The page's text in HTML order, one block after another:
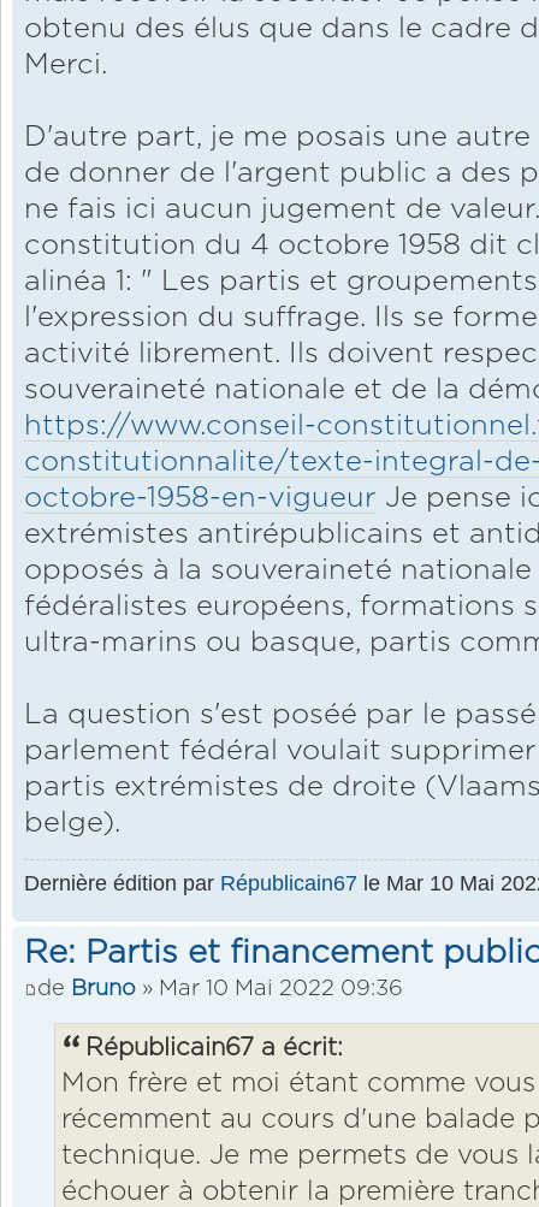
obtenu des élus que dans le cadre
Merci.
D'autre part, je me posais une
de donner de l'argent public a des
ne fais ici aucun jugement de
constitution du 4 octobre 1958 dit
alinéa 1: " Les partis et
l'expression du suffrage. Ils se
activité librement. Ils doivent
souveraineté nationale et de la
https://www.conseil-
constitutionnalite/texte-integral-
octobre-1958-en-vigueur Je pense
extrémistes antirépublicains et
opposés à la souveraineté
fédéralistes européens, formations
ultra-marins ou basque, partis
La question s'est poséé par le
parlement fédéral voulait
partis extrémistes de droite
belge).
Dernière édition par Républicain67 le Mar 10 Mai
Re: Partis et financement
de Bruno » Mar 10 Mai 2022 09:36
Républicain67 a écrit:
Mon frère et moi étant comme
récemment au cours d'une balade
technique. Je me permets de vous
échouer à obtenir la première